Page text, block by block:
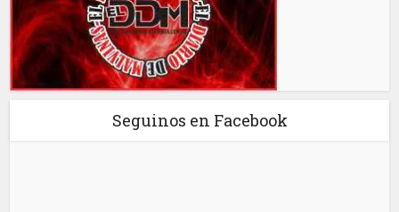
Seguinos en Facebook